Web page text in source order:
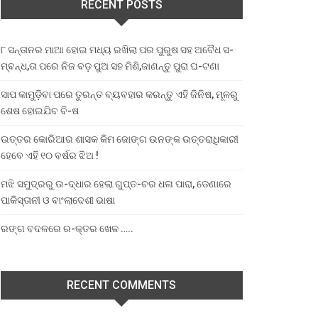
RECENT POSTS
୮ ସନ୍ତାନର ମାଆ ହୋଇ ମଧ୍ୟ ରଖିଲା ପର ପୁରୁଷ ସହ ଅବୈଧ ସ-
ମ୍ବନ୍ଧ,ତା ପରେ ନିଜ ବଡ଼ ପୁଅ ସହ ମିଶି,ଜାଣନ୍ତୁ ପୁରା ଘ-ଟଣା
ସାପ କାମୁଡ଼ିବା ପରେ ତୁରନ୍ତ ବ୍ୟବହାର କରନ୍ତୁ ଏହି ଜିନିଷ, ମୂଳରୁ
ଶେଷ ହୋଇଯିବ ବି-ଷ
ଉତ୍ତର କୋରିଆର ଶାସକ କିମ ଜୋଙ୍ଗ ଉନଙ୍କ ଉତ୍ତରାଧିକାରୀ
ହେବେ ଏହି ୧୦ ବର୍ଷର ଝିଅ !
ମଝି ସମୁଦ୍ରରୁ ଉ-ଦ୍ଧାର ହେଲା ଗୁପ୍ତ-ଚର ଧଳା ପାରା, ଡେଣାରେ
ପାକିସ୍ତାନୀ ଓ ବାଂଲାଦେଶୀ ଭାଷା
ରଙ୍ଗ ବଦଳରେ ର-କ୍ତର ଖେଳ …..
RECENT COMMENTS